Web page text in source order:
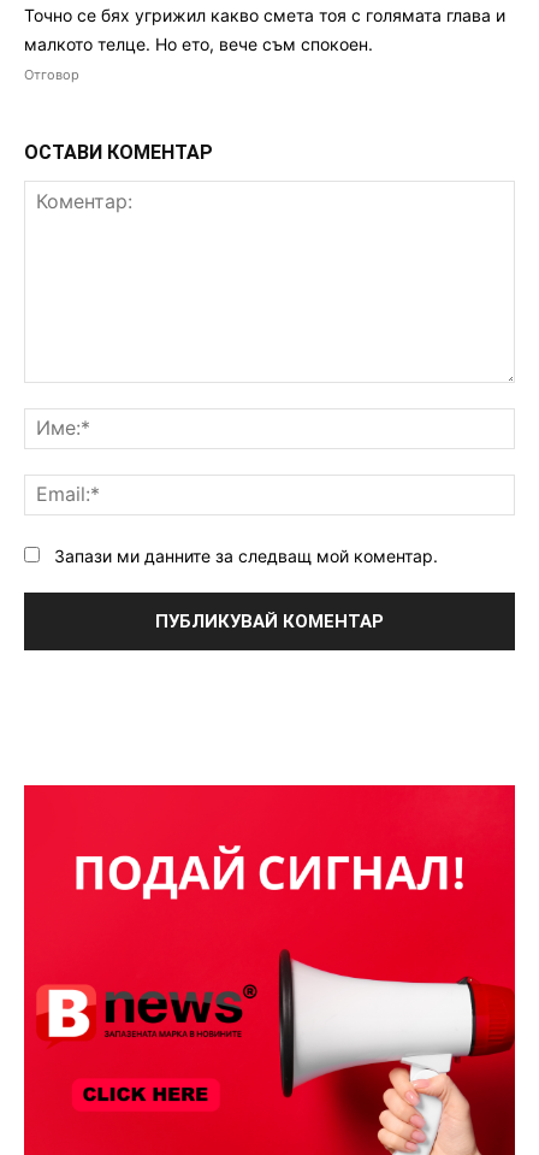
Точно се бях угрижил какво смета тоя с голямата глава и
малкото телце. Но ето, вече съм спокоен.
Отговор
ОСТАВИ КОМЕНТАР
Запази ми данните за следващ мой коментар.